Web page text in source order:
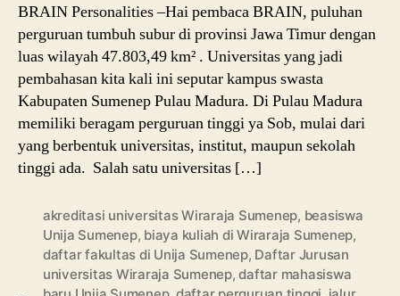
Pendaftarannya
BRAIN Personalities –Hai pembaca BRAIN, puluhan
perguruan tumbuh subur di provinsi Jawa Timur dengan
luas wilayah 47.803,49 km² . Universitas yang jadi
pembahasan kita kali ini seputar kampus swasta
Kabupaten Sumenep Pulau Madura. Di Pulau Madura
memiliki beragam perguruan tinggi ya Sob, mulai dari
yang berbentuk universitas, institut, maupun sekolah
tinggi ada. Salah satu universitas […]
akreditasi universitas Wiraraja Sumenep, beasiswa
Unija Sumenep, biaya kuliah di Wiraraja Sumenep,
daftar fakultas di Unija Sumenep, Daftar Jurusan
universitas Wiraraja Sumenep,daftar mahasiswa